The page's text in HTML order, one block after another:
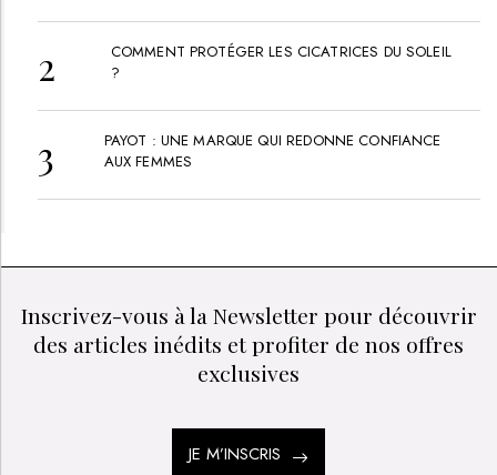
COMMENT PROTÉGER LES CICATRICES DU SOLEIL
?
PAYOT : UNE MARQUE QUI REDONNE CONFIANCE
AUX FEMMES
Inscrivez-vous à la Newsletter pour découvrir
des articles inédits et profiter de nos offres
exclusives
JE M’INSCRIS